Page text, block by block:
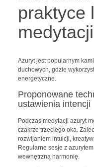
praktyce
Azuryt jest popularnym
duchowych, gdzie
energetyczne.
Proponowane
ustawienia intencji
Podczas medytacji azuryt
czakrze trzeciego oka.
rozwijaniem intuicji,
Regularne sesje z
wewnętrzną harmonię.